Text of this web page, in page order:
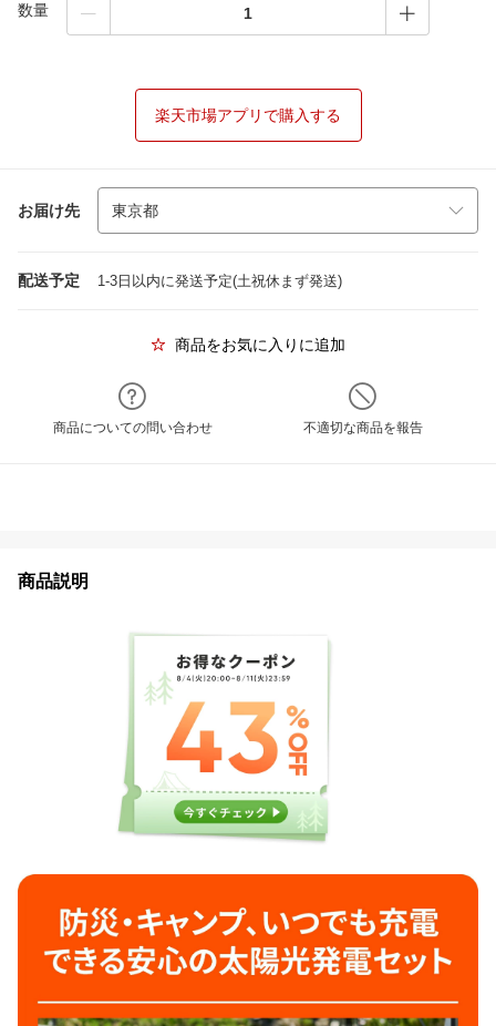
数量
楽天市場アプリで購入する
お届け先
配送予定 1-3日以内に発送予定(土祝休まず発送)
商品をお気に入りに追加
商品についての問い合わせ 不適切な商品を報告
商品説明